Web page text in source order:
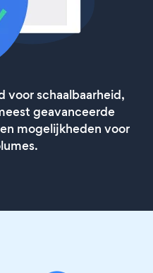
voor schaalbaarheid,
geavanceerde
mogelijkheden voor